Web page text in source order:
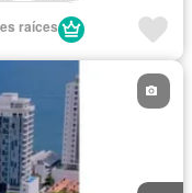
Gas natural
Piscina
raíces